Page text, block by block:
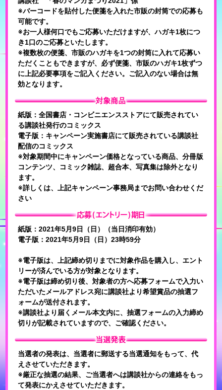
※バーコードを貼付した便箋を入れた市販の封筒での応募も
可能です。
※お一人様何口でもご応募いただけますが、ハガキ1枚につ
き1口のご応募といたします。
※複数枚の便箋、市販のハガキを1つの封筒に入れて応募い
ただくこともできますが、必ず便箋、市販のハガキ1枚ずつ
に上記必要事項をご記入ください。ご記入のない場合は無
効となります。
紙版：全国書店・コンビニエンスストアにて販売されてい
る講談社発行のコミックス
電子版：キャンペーン実施書店にて販売されている講談社
配信のコミックス
※対象期間中にキャンペーン価格となっている商品、分冊版
コンテンツ、コミック雑誌、超合本、写真集は除外となり
ます。
※詳しくは、上記キャンペーン事務局までお問い合わせくだ
さい
紙版：2021年5月9日（日）（当日消印有効）
電子版：2021年5月9日（日）23時59分
※電子版は、上記締め切りまでに対象作品を購入し、エント
リーが済んでいる方が対象となります。
※電子版は締め切り後、対象者の方へ応募フォームで入力い
ただいたメールアドレス宛に講談社より希望賞品の抽選フ
ォームが送付されます。
※講談社より届くメール本文内に、抽選フォームの入力締め
切りが記載されていますので、ご確認ください。
当選者の発表は、当選者に郵送する当選通知をもって、代
えさせていただきます。
※厳正な抽選の結果、ご当選者へは講談社からの連絡をもっ
て発表にかえさせていただきます。